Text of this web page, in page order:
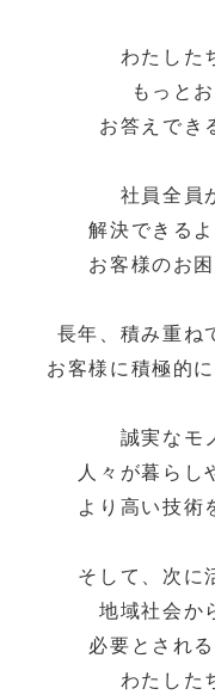
わたした
もっと
お答えでき
社員全員
解決できる
お客様のお
長年、積み重ね
お客様に積極的
誠実なモ
人々が暮らし
より高い技術
そして、次に
地域社会か
必要とされ
わたした